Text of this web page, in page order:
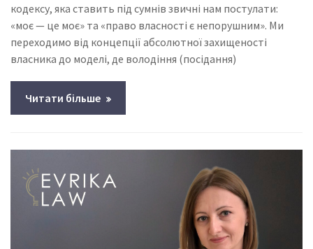
кодексу, яка ставить під сумнів звичні нам постулати:
«моє — це моє» та «право власності є непорушним». Ми
переходимо від концепції абсолютної захищеності
власника до моделі, де володіння (посідання)
Читати більше